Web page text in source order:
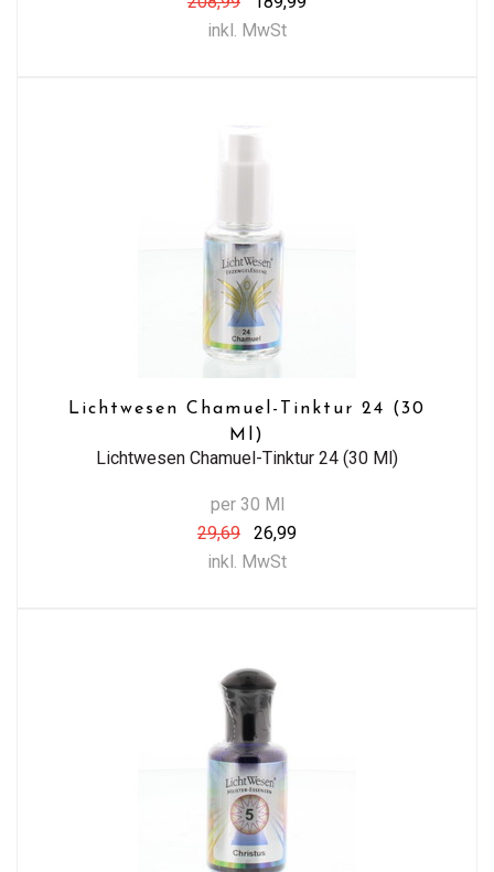
inkl. MwSt
Lichtwesen Chamuel-Tinktur 24 (30
Ml)
Lichtwesen Chamuel-Tinktur 24 (30 Ml)
per 30 Ml
29,69
26,99
inkl. MwSt